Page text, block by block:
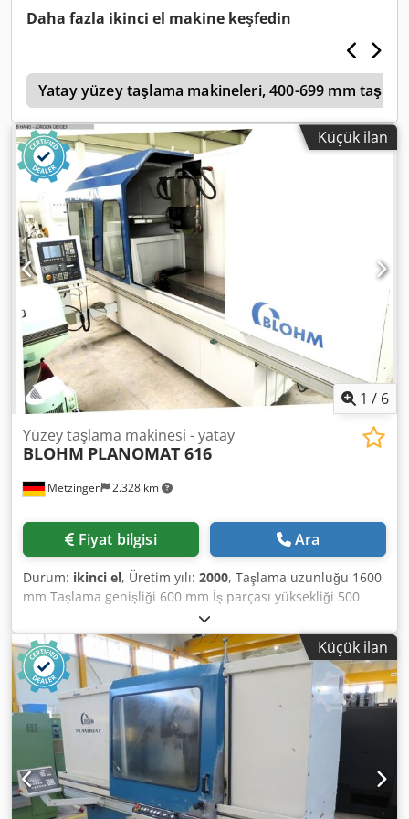
Daha fazla ikinci el makine keşfedin
Yatay yüzey taşlama makineleri, 400-699 mm
Küçük ilan
1 / 6
Metzingen 2.328 km
Yüzey taşlama makinesi - yatay
BLOHM PLANOMAT 616
Fiyat bilgisi Ara
Durum: ikinci el, Üretim yılı: 2000, Taşlama uzunluğu 1600
mm Taşlama genişliği 600 mm İş parçası yüksekliği 500
mm Toplam güç gereksinimi 50 kW TEKLİF Stok, hatalar ve
önceki satışlardan bağlayıcı olmayan bilgiler sunabiliriz
ayrılmış, teklif: B L O H M CNC kontrollü hassas yüzey
taşlama makinesi PLANOMAT 616 tipi SIEMENS kontrol 840
D ile Dkjdpfx Aet Hxcbjqgsr Üretim yılı 2000 Fabrika – No.
14 67x _____ _____ Taşlama alanı 1.600 x 600 mm (!) Tablo
boyutu 2.000 x 600 Taşlama taşı altında çalışma yüksekliği
yaklaşık. 150-500 mm Maksimum. masanın uzunlamasına
hareketi X 1.700 mm Maksimum. Üst sürgünün dikey
hareketi Y 550 mm Maksimum. Üst kızak enine hareketi Z
560 mm İş parçası ağırlığı maks. Yaklaşık. 800 kilo Tablo
Küçük ilan